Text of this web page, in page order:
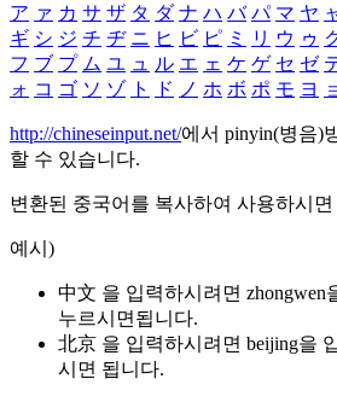
ア ァ カ サ ザ タ ダ ナ ハ バ パ マ ヤ
ギ シ ジ チ ヂ ニ ヒ ビ ピ ミ リ ウ ゥ
フ ブ プ ム ユ ュ ル エ ェ ケ ゲ セ ゼ
ォ コ ゴ ソ ゾ ト ド ノ ホ ボ ポ モ ヨ
http://chineseinput.net/에서 pinyin(병음)
할 수 있습니다.
변환된 중국어를 복사하여 사용하시면
예시)
中文 을 입력하시려면 zhongwen
누르시면됩니다.
北京 을 입력하시려면 beijing을
시면 됩니다.